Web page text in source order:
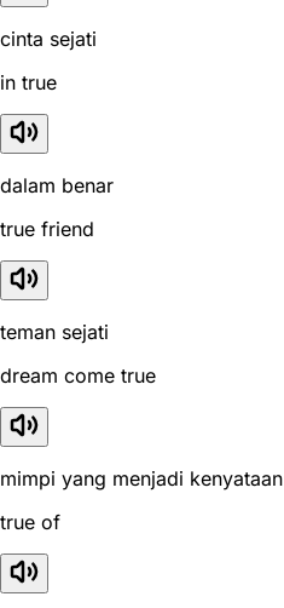
cinta sejati
in true
dalam benar
true friend
teman sejati
dream come true
mimpi yang menjadi kenyataan
true of